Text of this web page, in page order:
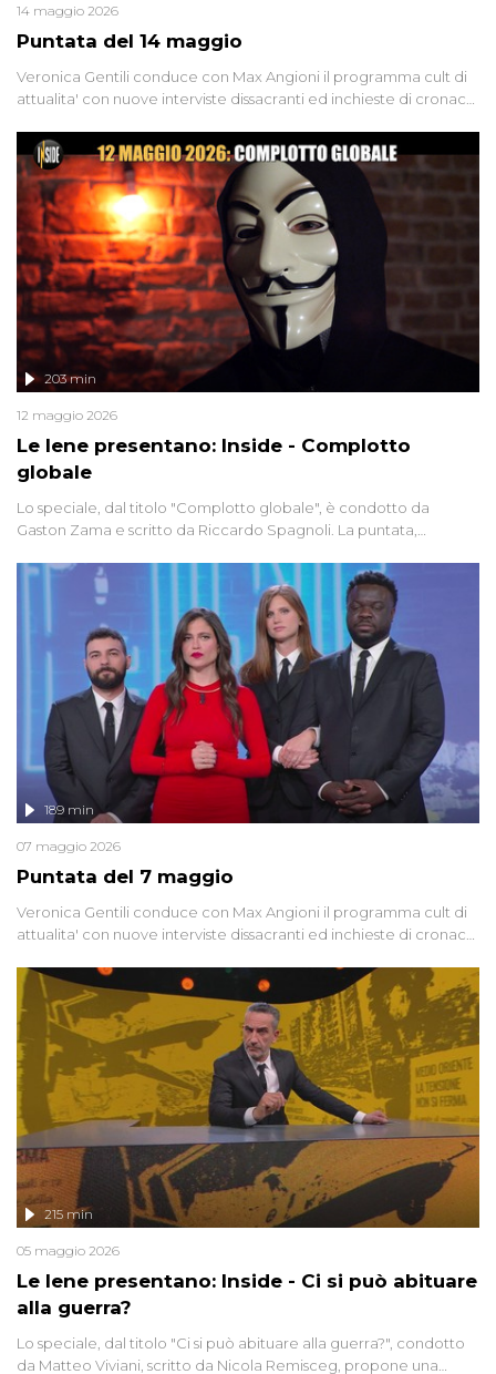
Puntata del 14 maggio
14 maggio 2026
Veronica Gentili conduce con Max Angioni il programma cult di
attualita' con nuove interviste dissacranti ed inchieste di cronaca
Le Iene presentano: Inside - Complotto
globale
203 min
12 maggio 2026
Lo speciale, dal titolo "Complotto globale", è condotto da
Gaston Zama e scritto da Riccardo Spagnoli. La puntata,
racconta l'universo delle narrazioni alternative, dei sospetti
globali e del complottismo che negli ultimi anni hanno invaso
social network, talk show, piazze digitali e immaginario collettivo.
Puntata del 7 maggio
189 min
07 maggio 2026
Veronica Gentili conduce con Max Angioni il programma cult di
attualita' con nuove interviste dissacranti ed inchieste di cronaca
Le Iene presentano: Inside - Ci si può abituare
alla guerra?
215 min
05 maggio 2026
Lo speciale, dal titolo "Ci si può abituare alla guerra?", condotto
da Matteo Viviani, scritto da Nicola Remisceg, propone una